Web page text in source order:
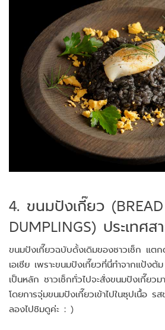
4. ขนมปังเกี๊ยว (BREAD
DUMPLINGS) ประเทศส
ขนมปังเกี๊ยวฉบับดั้งเดิมของชาวเช็ก แตก
เอเชีย เพราะขนมปังเกี๊ยวที่นี่ทำจากแป้ง
เป็นหลัก ชาวเช็กทั่วไปจะสั่งขนมปังเกี๊ยว
โดยการจุ่มขนมปังเกี๊ยวเข้าไปในซุปเนื้อ ร
ลองไปชิมดูค่ะ : )